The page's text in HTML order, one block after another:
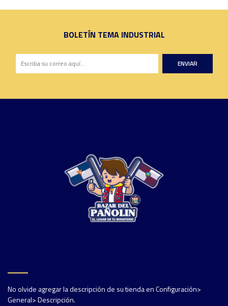
BOLETÍN TEMA INDUSTRIAL
ENVIAR
No olvide agregar la descripción de su tienda en Configuración>
General> Descripción.